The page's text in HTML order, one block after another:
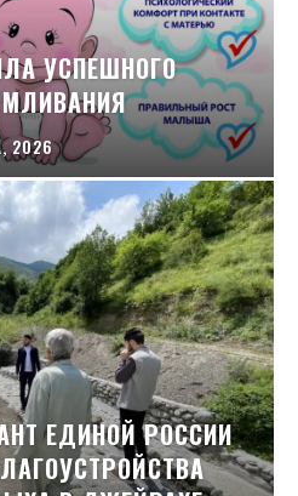
УСПЕШНОГО
2026
ЕДИНОЙ РОССИИ